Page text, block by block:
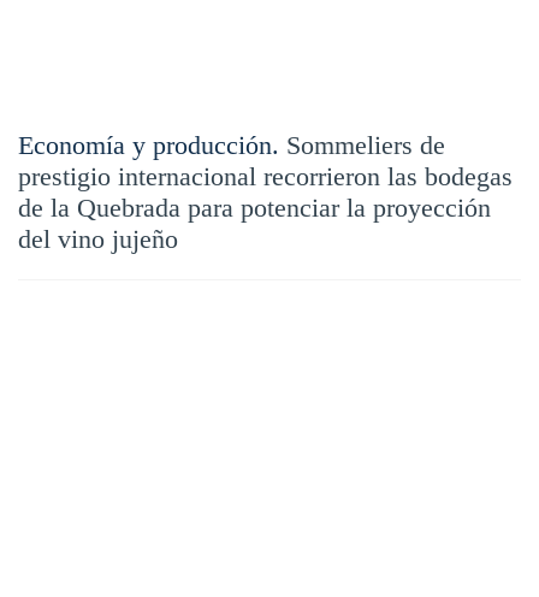
Economía y producción. Sommeliers de
prestigio internacional recorrieron las bodegas
de la Quebrada para potenciar la proyección
del vino jujeño